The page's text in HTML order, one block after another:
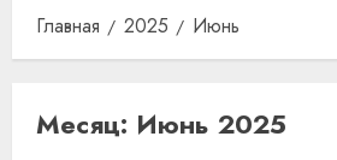
Главная 2025 Июнь
Месяц: Июнь 2025